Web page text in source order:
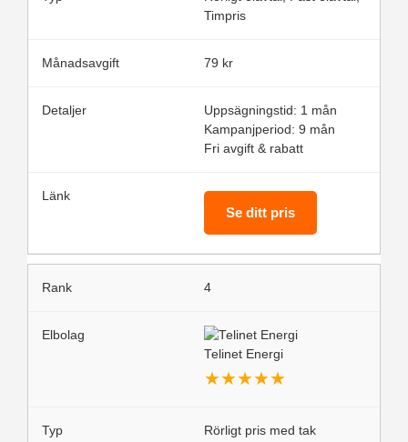
Timpris
79 kr
Uppsägningstid: 1 mån
Kampanjperiod: 9 mån
Fri avgift & rabatt
Se ditt pris
4
Telinet Energi
★★★★★
Rörligt pris med tak